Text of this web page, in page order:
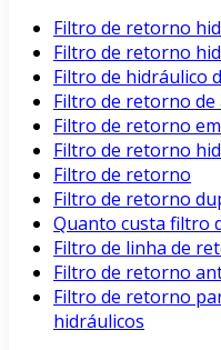
Filtro de retorno
Filtro de retorno
Filtro de hidráulico
Filtro de retorno de
Filtro de retorno
Filtro de retorno
Filtro de retorno
Filtro de retorno
Quanto custa filtro
Filtro de linha de
Filtro de retorno
Filtro de retorno
hidráulicos